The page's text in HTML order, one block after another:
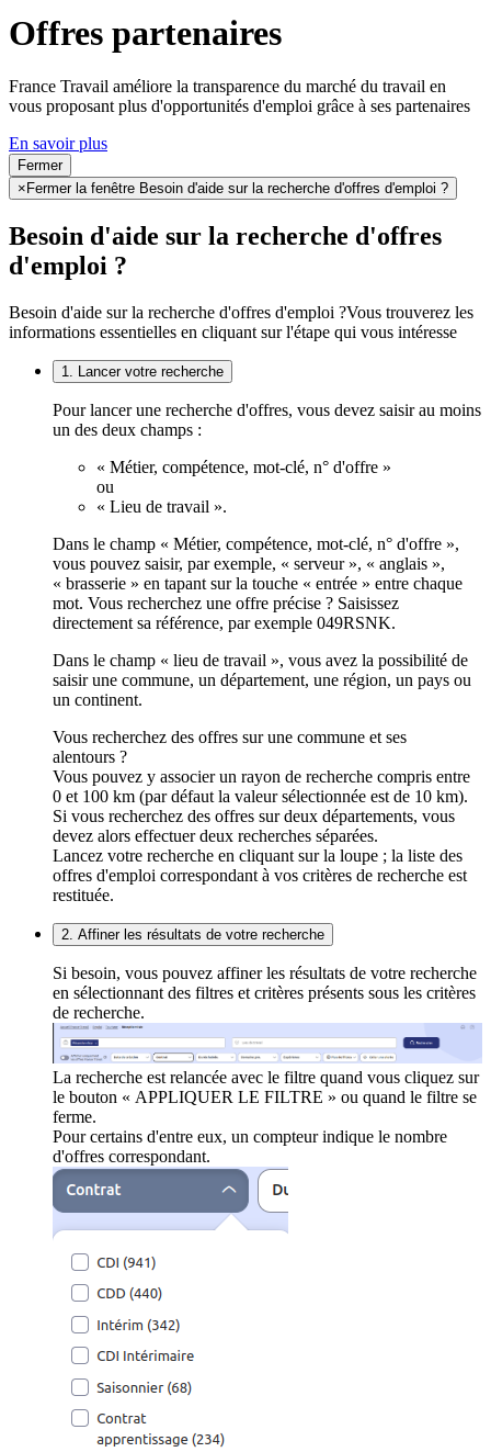
Offres partenaires
France Travail améliore la transparence du marché du travail en
vous proposant plus d'opportunités d'emploi grâce à ses partenaires
En savoir plus
Fermer
× Fermer la fenêtre Besoin d'aide sur la recherche d'offres d'emploi ?
Besoin d'aide sur la recherche d'offres
d'emploi ?
Besoin d'aide sur la recherche d'offres d'emploi ?Vous trouverez les
informations essentielles en cliquant sur l'étape qui vous intéresse
1. Lancer votre recherche
Pour lancer une recherche d'offres, vous devez saisir au moins
un des deux champs :
« Métier, compétence, mot-clé, n° d'offre »
ou
« Lieu de travail ».
Dans le champ « Métier, compétence, mot-clé, n° d'offre »,
vous pouvez saisir, par exemple, « serveur », « anglais »,
« brasserie » en tapant sur la touche « entrée » entre chaque
mot. Vous recherchez une offre précise ? Saisissez
directement sa référence, par exemple 049RSNK.
Dans le champ « lieu de travail », vous avez la possibilité de
saisir une commune, un département, une région, un pays ou
un continent.
Vous recherchez des offres sur une commune et ses
alentours ?
Vous pouvez y associer un rayon de recherche compris entre
0 et 100 km (par défaut la valeur sélectionnée est de 10 km).
Si vous recherchez des offres sur deux départements, vous
devez alors effectuer deux recherches séparées.
Lancez votre recherche en cliquant sur la loupe ; la liste des
offres d'emploi correspondant à vos critères de recherche est
restituée.
2. Affiner les résultats de votre recherche
Si besoin, vous pouvez affiner les résultats de votre recherche
en sélectionnant des filtres et critères présents sous les critères
de recherche.
La recherche est relancée avec le filtre quand vous cliquez sur
le bouton « APPLIQUER LE FILTRE » ou quand le filtre se
ferme.
Pour certains d'entre eux, un compteur indique le nombre
d'offres correspondant.